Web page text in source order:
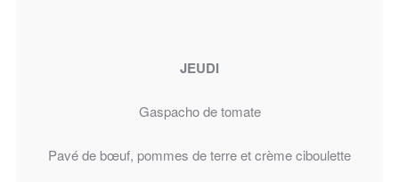
JEUDI
Gaspacho de tomate
Pavé de bœuf, pommes de terre et crème ciboulette